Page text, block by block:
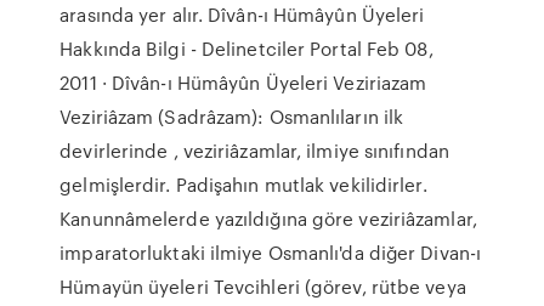
arasında yer alır. Dîvân-ı Hümâyûn Üyeleri
Hakkında Bilgi - Delinetciler Portal Feb 08,
2011 · Dîvân-ı Hümâyûn Üyeleri Veziriazam
Veziriâzam (Sadrâzam): Osmanlıların ilk
devirlerinde , veziriâzamlar, ilmiye sınıfından
gelmişlerdir. Padişahın mutlak vekilidirler.
Kanunnâmelerde yazıldığına göre veziriâzamlar,
imparatorluktaki ilmiye Osmanlı'da diğer Divan-ı
Hümayün üyeleri Tevcihleri (görev, rütbe veya